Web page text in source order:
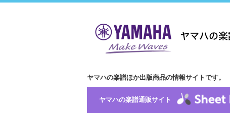
ヤマハの楽譜ほか出版商品の情報サイトです。
ヤマハの楽譜通販サイト